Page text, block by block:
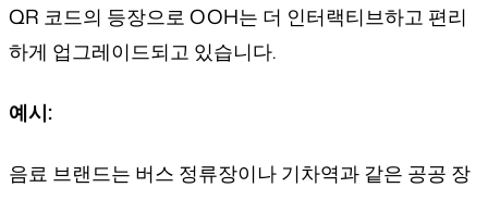
QR 코드의 등장으로 OOH는 더 인터랙티브하고 편리
하게 업그레이드되고 있습니다.
예시:
음료 브랜드는 버스 정류장이나 기차역과 같은 공공 장